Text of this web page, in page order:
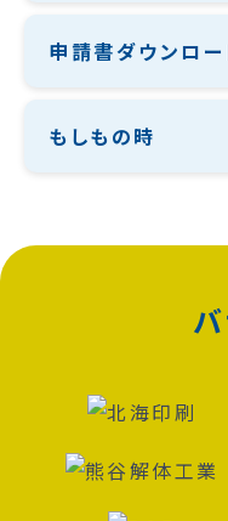
申請書ダウンロー
もしもの時